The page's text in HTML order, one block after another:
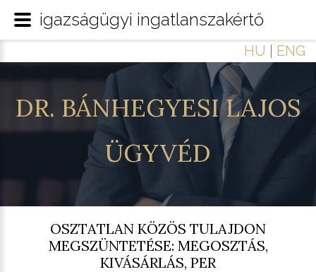
HU ENG
DR. BÁNHEGYESI LAJOS
ÜGYVÉD
OSZTATLAN KÖZÖS TULAJDON
MEGSZÜNTETÉSE: MEGOSZTÁS,
KIVÁSÁRLÁS, PER
igazságügyi ingatlanszakértő